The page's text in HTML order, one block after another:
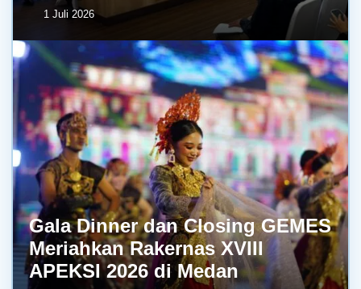
1 Juli 2026
Gala Dinner dan Closing GEMES
Meriahkan Rakernas XVIII
APEKSI 2026 di Medan